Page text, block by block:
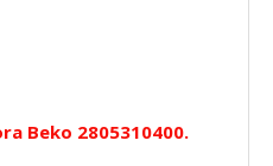
Beko 2805310400.